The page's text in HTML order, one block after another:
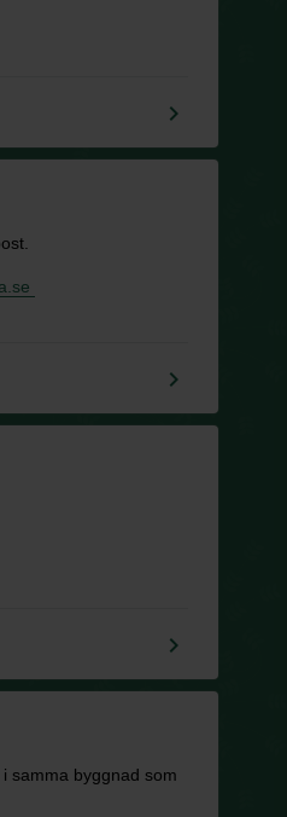
keyboard_arrow_right
keyboard_arrow_right
keyboard_arrow_right
samma byggnad som